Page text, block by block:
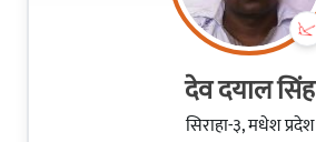
देव दयाल सिंह
सिराहा-३, मधेश प्रदेश